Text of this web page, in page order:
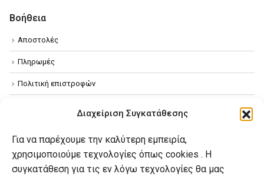
Διαχείριση Συγκατάθεσης
Για να παρέχουμε την καλύτερη εμπειρία,
χρησιμοποιούμε τεχνολογίες όπως cookies . Η
συγκατάθεση για τις εν λόγω τεχνολογίες θα μας
Βοήθεια
Αποστολές
Πληρωμές
Πολιτική επιστροφών
Πολιτική Cookies